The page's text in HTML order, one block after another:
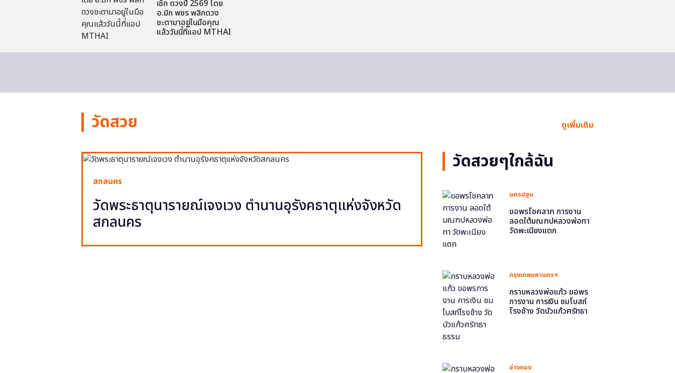
เช็ก ดวงปี 2569 โดย
อ.มิก พชร พลิกดวง
ชะตามาอยู่ในมือคุณ
แล้ววันนี้ที่แอป MTHAI
วัดสวย ดูเพิ่มเติม
สกลนคร
วัดพระธาตุนารายณ์เจงเวง ตำนานอุรังคธาตุแห่งจังหวัด
สกลนคร
วัดสวยๆใกล้ฉัน
นครปฐม
ขอพรโชคลาภ การงาน
ลอดใต้มณฑปหลวงพ่อทา
วัดพะเนียงแตก
กรุงเทพมหานครฯ
กราบหลวงพ่อแก้ว ขอพร
การงาน การเงิน ชมโบสถ์
โรงช้าง วัดบัวแก้วศรัทธา
อ่างทอง